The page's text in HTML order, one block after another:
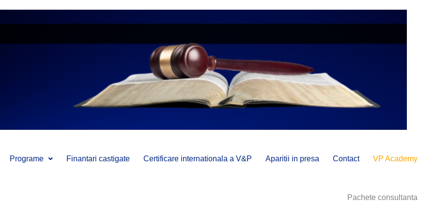
Programe Finantari castigate Certificare internationala a V&P Aparitii in presa Contact VP Academy
Pachete consultanta